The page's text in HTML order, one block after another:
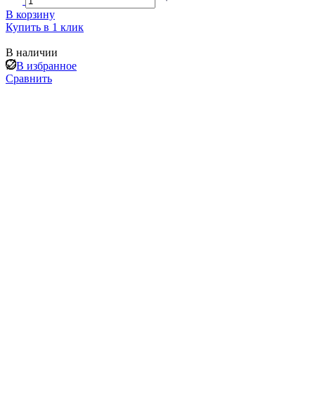
В корзину
Купить в 1 клик
В наличии
В избранное
Сравнить